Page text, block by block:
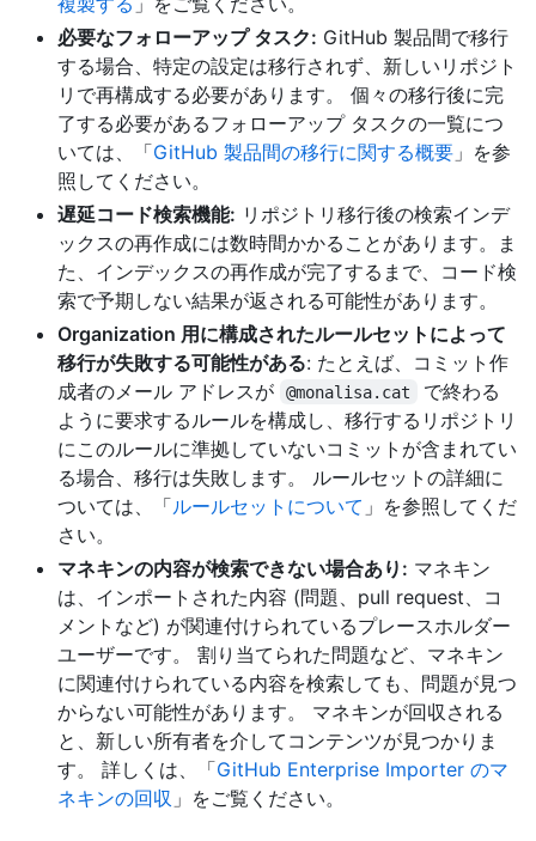
必要なフォローアップ タスク: GitHub 製品間で移行
する場合、特定の設定は移行されず、新しいリポジト
リで再構成する必要があります。 個々の移行後に完
了する必要があるフォローアップ タスクの一覧につ
いては、「GitHub 製品間の移行に関する概要 」を参
照してください。
遅延コード検索機能: リポジトリ移行後の検索インデ
ックスの再作成には数時間かかることがあります。ま
た、インデックスの再作成が完了するまで、コード検
索で予期しない結果が返される可能性があります。
Organization 用に構成されたルールセットによって
移行が失敗する可能性がある: たとえば、コミット作
成者のメール アドレスが
@monalisa.cat
で終わる
ように要求するルールを構成し、移行するリポジトリ
にこのルールに準拠していないコミットが含まれてい
る場合、移行は失敗します。 ルールセットの詳細に
ついては、「ルールセットについて 」を参照してくだ
さい。
マネキンの内容が検索できない場合あり: マネキン
は、インポートされた内容 (問題、pull request、コ
メントなど) が関連付けられているプレースホルダー
ユーザーです。 割り当てられた問題など、マネキン
に関連付けられている内容を検索しても、問題が見つ
からない可能性があります。 マネキンが回収される
と、新しい所有者を介してコンテンツが見つかりま
す。 詳しくは、「GitHub Enterprise Importer のマ
ネキンの回収 」をご覧ください。